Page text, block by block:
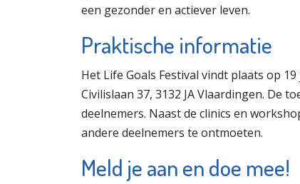
een gezonder en actiever leven.
Praktische informatie
Het Life Goals Festival vindt plaats op
Civilislaan 37, 3132 JA Vlaardingen. De
deelnemers. Naast de clinics en
andere deelnemers te ontmoeten.
Meld je aan en doe mee!